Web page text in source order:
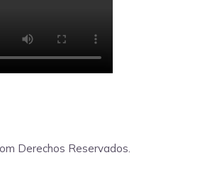
Derechos Reservados.